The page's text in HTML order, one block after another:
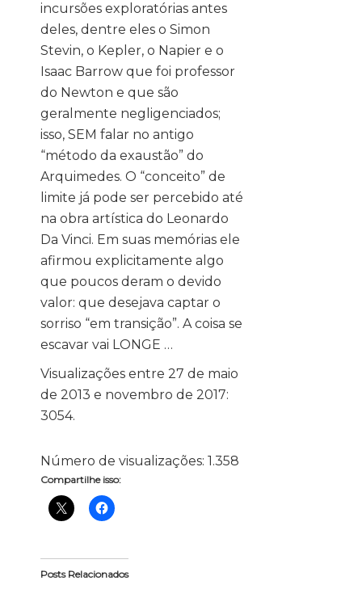
incursões exploratórias antes
deles, dentre eles o Simon
Stevin, o Kepler, o Napier e o
Isaac Barrow que foi professor
do Newton e que são
geralmente negligenciados;
isso, SEM falar no antigo
“método da exaustão” do
Arquimedes. O “conceito” de
limite já pode ser percebido até
na obra artística do Leonardo
Da Vinci. Em suas memórias ele
afirmou explicitamente algo
que poucos deram o devido
valor: que desejava captar o
sorriso “em transição”. A coisa se
escavar vai LONGE …
Visualizações entre 27 de maio
de 2013 e novembro de 2017:
3054.
Número de visualizações: 1.358
Compartilhe isso:
Posts Relacionados